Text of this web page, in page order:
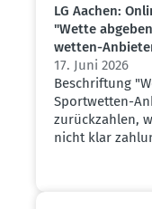
LG Aachen:
"Wette
wetten-
17. Juni 2026
Beschriftung
Sportwetten-
zurückzahlen,
nicht klar